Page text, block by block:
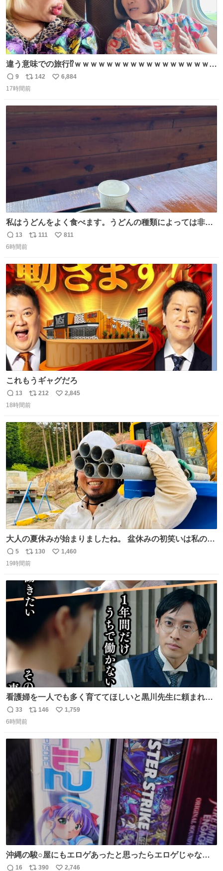
違う意味での旅行⁉️ｗｗｗｗｗｗｗｗｗｗｗｗｗｗｗｗｗｗ
ｗ
返
信
9
リ
ポ
142
い
6,884
17時間前
私はうどんをよく食べます。うどんの種類によっては非常
食にもなります。生うどんは消費期限が短く、冷凍うどん
は長持ちする代わりに停電に弱いので、乾麺タイプのうど
ファ化米や缶詰など、色々な非常食がありますが、うどん
もいかがでしょうか？
返
信
13
リ
ト
数
111
い
数
811
6時間前
これもうギャグだろ
返
信
13
リ
ポ
ト
数
212
い
数
2,845
18時間前
大人の夏休みが始まりましたね。 盆休みの初笑いは私の現
場コスプレ マスターイーでお願いします！！
返
信
5
リ
ポ
ト
数
130
い
数
1,460
19時間前
看護婦を一人でも多く育ててほしいと黒川先生に頼まれ、
１年間だけ黒川病院で働くことにしたりん。 直美はその１
年間で恵風看護婦会を立て直すと話しました。 👇このシー
る 見上愛 上坂樹里 平埜生成
返
信
33
リ
数
146
い
数
1,759
6時間前
沖縄の駿○屋にもエロゲあったと思ったらエロゲじゃなか
った
16 390 2,746